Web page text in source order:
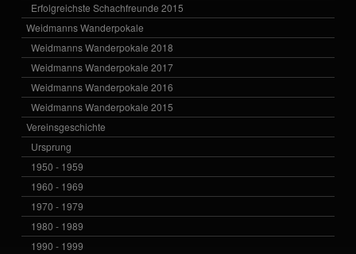
Erfolgreichste Schachfreunde 2015
Weidmanns Wanderpokale
Weidmanns Wanderpokale 2018
Weidmanns Wanderpokale 2017
Weidmanns Wanderpokale 2016
Weidmanns Wanderpokale 2015
Vereinsgeschichte
Ursprung
1950 - 1959
1960 - 1969
1970 - 1979
1980 - 1989
1990 - 1999